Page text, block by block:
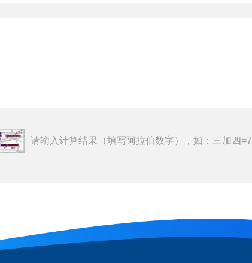
请输入计算结果（填写阿拉伯数字），如：三加四=7